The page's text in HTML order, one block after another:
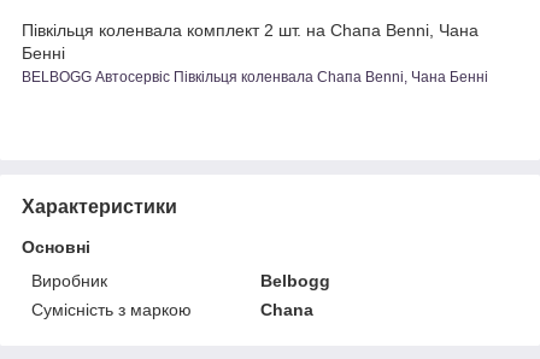
Півкільця коленвала комплект 2 шт. на Сһапа Benni, Чана
Бенні
BELBOGG Автосервіс Півкільця коленвала Сһапа Benni, Чана Бенні
Характеристики
Основні
Виробник
Belbogg
Сумісність з маркою
Chana